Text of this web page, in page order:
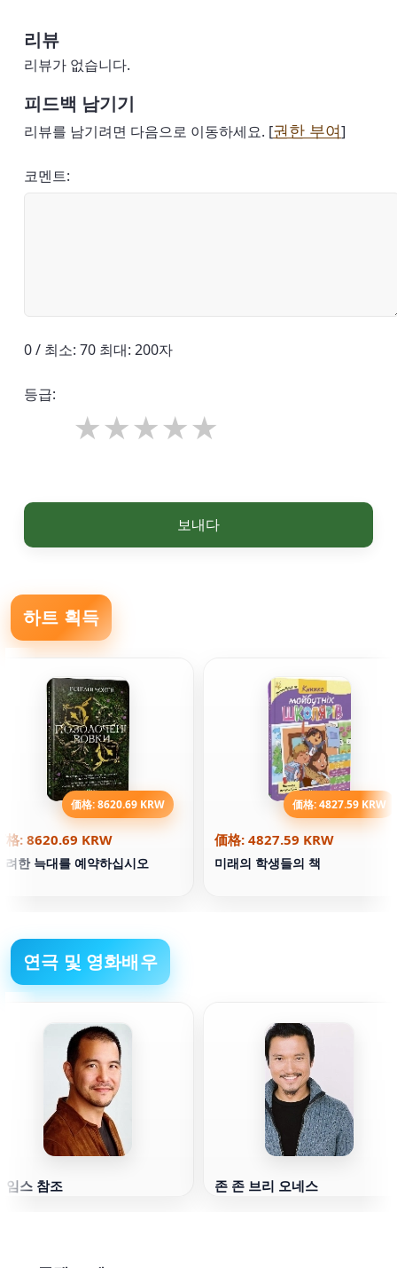
리뷰
리뷰가 없습니다.
피드백 남기기
리뷰를 남기려면 다음으로 이동하세요. [권한 부여]
코멘트:
0 / 최소: 70 최대: 200자
등급:
보내다
하트 획득
価格: 8620.69 KRW
格: 8620.69 KRW
려한 늑대를 예약하십시오
価格: 4827.59 KRW
価格: 4827.59 KRW
미래의 학생들의 책
연극 및 영화배우
임스 참조 존 존 브리 오네스